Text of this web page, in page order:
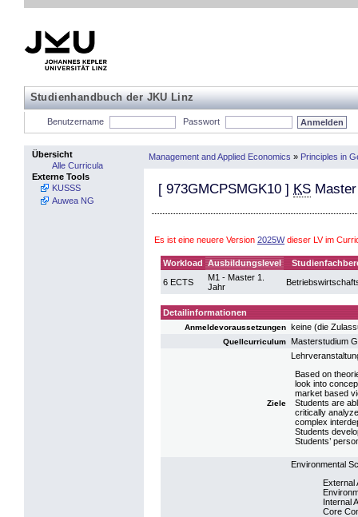
Studienhandbuch der JKU Linz
Benutzername Passwort
Übersicht
Alle Curricula
Externe Tools
KUSSS
Auwea NG
Management and Applied Economics » Principles in
[ 973GMCPSMGK10 ] KS
Es ist eine neuere Version 2025Wdieser LV im
Workload Ausbildungslevel
6 ECTS
M1 - Master 1.
Jahr
Detailinformationen
Anmeldevoraussetzungen keine (die
Quellcurriculum Masterstudium
Ziele
Based on
look into
market based
Students are
critically
complex
Students
Students’
Environmental
External
Internal
Core